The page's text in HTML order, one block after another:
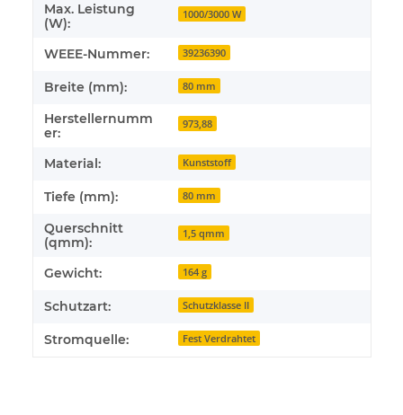
Max. Leistung
(W):
1000/3000 W
WEEE-Nummer: 39236390
Breite (mm): 80 mm
Herstellernumm
er:
973,88
Material: Kunststoff
Tiefe (mm): 80 mm
Querschnitt
(qmm):
1,5 qmm
Gewicht: 164 g
Schutzart: Schutzklasse II
Stromquelle: Fest Verdrahtet